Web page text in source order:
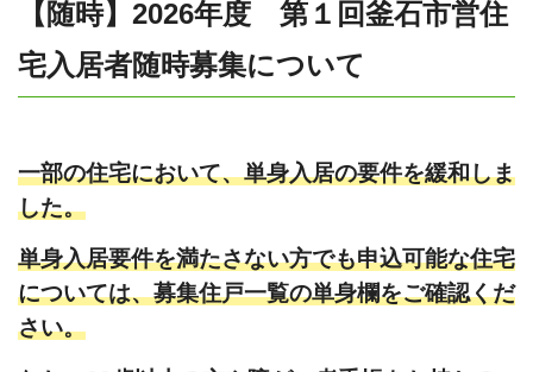
【随時】2026年度 第１回釜石市営住
宅入居者随時募集について
一部の住宅において、単身入居の要件を緩和しま
した。
単身入居要件を満たさない方でも申込可能な住宅
については、募集住戸一覧の単身欄をご確認くだ
さい。